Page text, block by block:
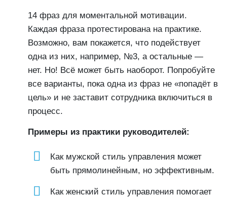
14 фраз для моментальной мотивации.
Каждая фраза протестирована на практике.
Возможно, вам покажется, что подействует
одна из них, например, №3, а остальные —
нет. Но! Всё может быть наоборот. Попробуйте
все варианты, пока одна из фраз не «попадёт в
цель» и не заставит сотрудника включиться в
процесс.
Примеры из практики руководителей:
Как мужской стиль управления может
быть прямолинейным, но эффективным.
Как женский стиль управления помогает